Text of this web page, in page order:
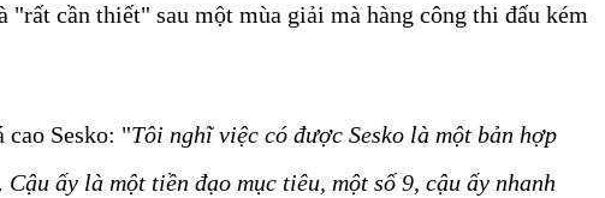
"rất cần thiết" sau một mùa giải mà hàng công thi đấu kém
cao Sesko: "Tôi nghĩ việc có được Sesko là một bản hợp
ấy là một tiền đạo mục tiêu, một số 9, cậu ấy nhanh